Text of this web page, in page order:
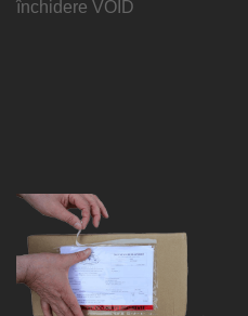
închidere VOID